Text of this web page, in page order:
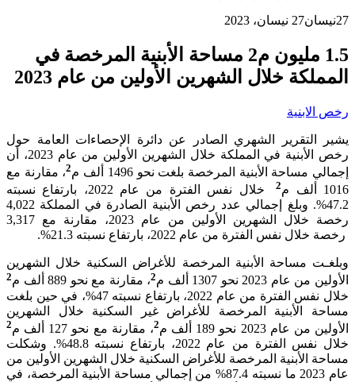
27نيسان27 نيسان، 2023
1.5 مليون م2 مساحة الأبنية المرخصة في
المملكة خلال الشهرين الأولين من عام 2023
رخص الابنية
يشير التقرير الشهري الصادر عن دائرة الإحصاءات العامة حول
رخص الأبنية في المملكة خلال الشهرين الأولين من عام 2023، أن
إجمالي مساحة الأبنية المرخصة بلغت نحو 1496 ألف م
2، مقارنة مع
1016 ألف م
2
خلال نفس الفترة من عام 2022، بارتفاع نسبته
47.2%. وبلغ إجمالي عدد رخص الأبنية الصادرة في المملكة 4,022
رخصة خلال الشهرين الأولين من عام 2023، مقارنة مع 3,317
رخصة خلال نفس الفترة من عام 2022، بارتفاع نسبته 21.3%.
وبلغـت مساحة الأبنية المرخصة للأغراض السكنية خلال الشهرين
الأولين من عام 2023 نحو 1307 ألف م
2، مقارنة مع نحو 889 ألف م 2
خلال نفس الفترة من عام 2022، بارتفاع نسبته 47%، في حين بلغت
مساحة الأبنية المرخصة للأغراض غير السكنية خلال الشهرين
الأولين من عام 2023 نحو 189 ألف م
2، مقارنة مع نحو 127 ألف م 2
خلال نفس الفترة من عام 2022، بارتفاع نسبته 48.8%. وشكلت
مساحة الأبنية المرخصة للأغراض السكنية خلال الشهرين الأولين من
عام 2023 ما نسبته 87.4% من إجمالي مساحة الأبنية المرخصة، في